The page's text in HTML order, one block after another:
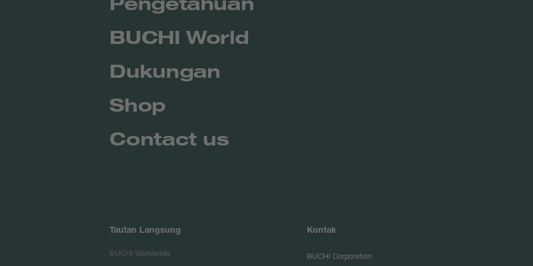
BUCHI World
Dukungan
Shop
Contact us
Tautan Langsung
BUCHI Worldwide
Kontak
BUCHI Corporation